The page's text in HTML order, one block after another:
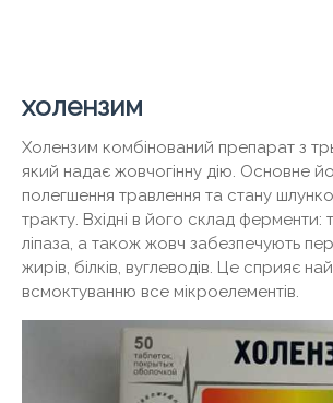
холензим
Холензим комбінований препарат з
який надає жовчогінну дію. Основне
полегшення травлення та стану
тракту. Вхідні в його склад ферменти:
ліпаза, а також жовч забезпечують
жирів, білків, вуглеводів. Це сприяє
всмоктуванню все мікроелементів.